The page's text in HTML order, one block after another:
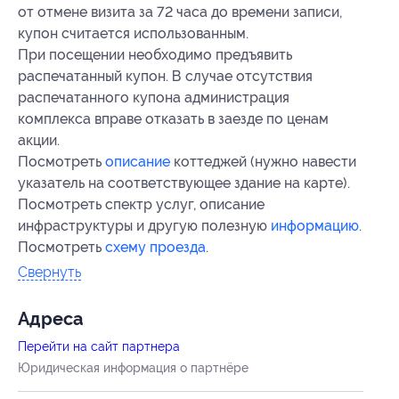
от отмене визита за 72 часа до времени записи,
купон считается использованным.
При посещении необходимо предъявить
распечатанный купон. В случае отсутствия
распечатанного купона администрация
комплекса вправе отказать в заезде по ценам
акции.
Посмотреть описание коттеджей (нужно навести
указатель на соответствующее здание на карте).
Посмотреть спектр услуг, описание
инфраструктуры и другую полезную информацию.
Посмотреть схему проезда.
Свернуть
Адресa
Перейти на сайт партнера
Юридическая информация о партнёре